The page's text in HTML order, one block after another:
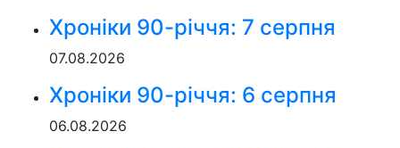
Хроніки 90-річчя: 7 серпня
07.08.2026
Хроніки 90-річчя: 6 серпня
06.08.2026